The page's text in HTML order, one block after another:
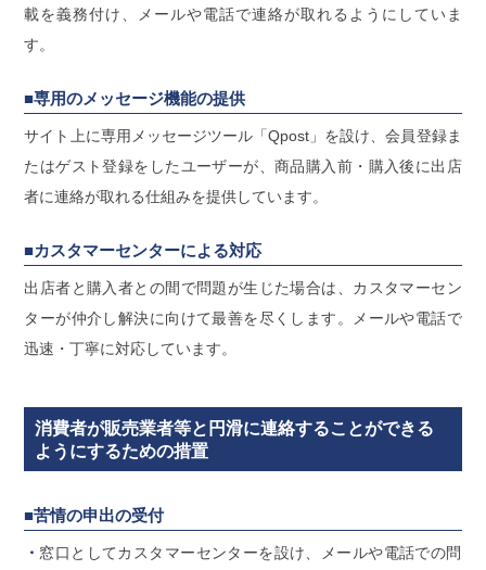
載を義務付け、メールや電話で連絡が取れるようにしていま
す。
■専用のメッセージ機能の提供
サイト上に専用メッセージツール「Qpost」を設け、会員登録ま
たはゲスト登録をしたユーザーが、商品購入前・購入後に出店
者に連絡が取れる仕組みを提供しています。
■カスタマーセンターによる対応
出店者と購入者との間で問題が生じた場合は、カスタマーセン
ターが仲介し解決に向けて最善を尽くします。メールや電話で
迅速・丁寧に対応しています。
消費者が販売業者等と円滑に連絡することができる
ようにするための措置
■苦情の申出の受付
窓口としてカスタマーセンターを設け、メールや電話での問